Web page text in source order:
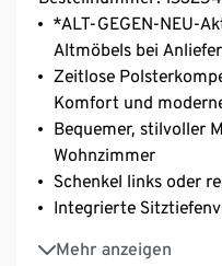
*ALT-GEGEN-NEU-
Altmöbels bei
Zeitlose
Komfort und
Bequemer, stilvoller
Wohnzimmer
Schenkel links oder
Integrierte
Mehr anzeigen
Durch Hervorziehen